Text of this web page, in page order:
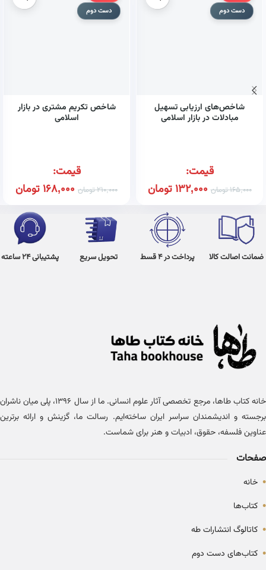
دست دوم
شاخص‌های ارزیابی تسهیل
مبادلات در بازار اسلامی
قیمت:
165,000تومان 132,000تومان
دست دوم
شاخص تکریم مشتری در بازار
اسلامی
قیمت:
210,000تومان 168,000تومان
ضمانت اصالت کالا پرداخت در 4 قسط تحویل سریع پشتیبانی 24 ساعته
خانه کتاب طاها، مرجع تخصصی آثار علوم انسانی. ما از سال ۱۳۹۶، پلی میان ناشران
برجسته و اندیشمندان سراسر ایران ساخته‌ایم. رسالت ما، گزینش و ارائه برترین
عناوین فلسفه، حقوق، ادبیات و هنر برای شماست.
صفحات
• خانه
• کتاب‌ها
• کاتالوگ انتشارات طه
• کتاب‌های دست دوم